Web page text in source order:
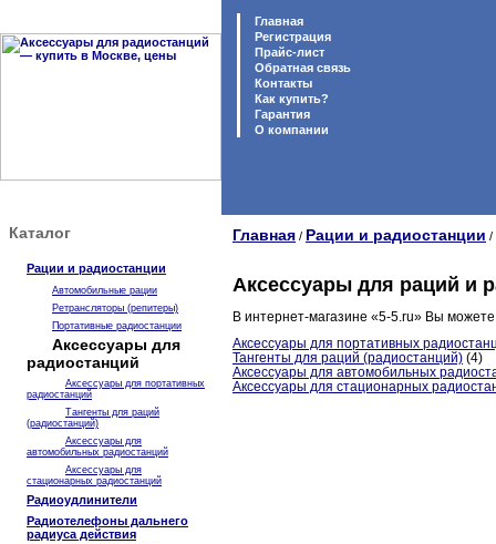
Главная
Регистрация
Прайс-лист
Обратная связь
Контакты
Как купить?
Гарантия
O компании
Каталог
Рации и радиостанции
Автомобильные рации
Ретрансляторы (репитеры)
Портативные радиостанции
Аксессуары для
радиостанций
Аксессуары для портативных
радиостанций
Тангенты для раций
(радиостанций)
Аксессуары для
автомобильных радиостанций
Аксессуары для
стационарных радиостанций
Радиоудлинители
Радиотелефоны дальнего
радиуса действия
Главная / Рации и радиостанции /
Аксессуары для раций и
В интернет-магазине «5-5.ru» Вы
Аксессуары для портативных
Тангенты для раций (радиостанций) (4)
Аксессуары для автомобильных
Аксессуары для стационарных